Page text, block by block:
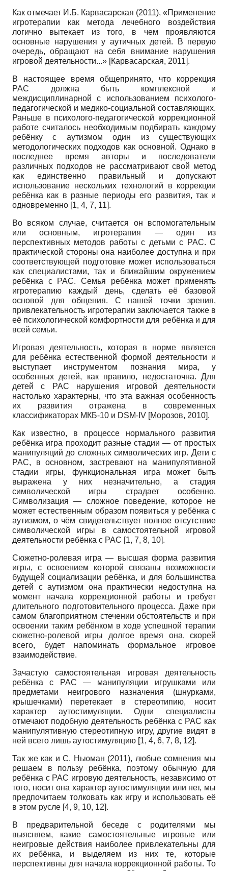
Как отмечает И.Б. Карвасарская (2011), «Применение
игротерапии как метода лечебного воздействия
логично вытекает из того, в чем проявляются
основные нарушения у аутичных детей. В первую
очередь, обращают на себя внимание нарушения
игровой деятельности...» [Карвасарская, 2011].
В настоящее время общепринято, что коррекция
РАС должна быть комплексной и
междисциплинарной с использованием психолого-
педагогической и медико-социальной составляющих.
Раньше в психолого-педагогической коррекционной
работе считалось необходимым подбирать каждому
ребёнку с аутизмом один из существующих
методологических подходов как основной. Однако в
последнее время авторы и последователи
различных подходов не рассматривают свой метод
как единственно правильный и допускают
использование нескольких технологий в коррекции
ребёнка как в разные периоды его развития, так и
одновременно [1, 4, 7, 11].
Во всяком случае, считается он вспомогательным
или основным, игротерапия — один из
перспективных методов работы с детьми с РАС. С
практической стороны она наиболее доступна и при
соответствующей подготовке может использоваться
как специалистами, так и ближайшим окружением
ребёнка с РАС. Семья ребёнка может применять
игротерапию каждый день, сделать её базовой
основой для общения. С нашей точки зрения,
привлекательность игротерапии заключается также в
её психологической комфортности для ребёнка и для
всей семьи.
Игровая деятельность, которая в норме является
для ребёнка естественной формой деятельности и
выступает инструментом познания мира, у
особенных детей, как правило, недостаточна. Для
детей с РАС нарушения игровой деятельности
настолько характерны, что эта важная особенность
их развития отражена в современных
классификаторах МКБ-10 и DSM- IV [Морозов, 2010].
Как известно, в процессе нормального развития
ребёнка игра проходит разные стадии — от простых
манипуляций до сложных символических игр. Дети с
РАС, в основном, застревают на манипулятив­ной
стадии игры, функциональная игра может быть
выражена у них незначительно, а стадия
символической игры страдает особенно.
Символизация — сложное поведение, которое не
может естественным образом появиться у ребёнка с
аутизмом, о чём свидетельствует полное отсутствие
символической игры в самостоятельной игровой
деятельности ребёнка с РАС [1, 7, 8, 10].
Сюжетно-ролевая игра — высшая форма развития
игры, с освоением которой связаны возможности
будущей социализации ребёнка, и для большинства
детей с аутизмом она практически недоступна на
момент начала коррекционной работы и требует
длительного подготовительного процесса. Даже при
самом благоприятном стечении обстоятельств и при
освоении таким ребёнком в ходе успешной терапии
сюжет­но-ролевой игры долгое время она, скорей
всего, будет напоминать формальное игровое
взаимодействие.
Зачастую самостоятельная игровая деятельность
ребёнка с РАС — манипуляции игрушками или
предметами неигрового назначения (шнурками,
крышечками) перетекает в стереотипию, носит
характер ауто­стимуляции. Одни специалисты
отмечают подобную деятельность ребёнка с РАС как
манипулятивную стереотипную игру, другие видят в
ней всего лишь аутостимуля­цию [1, 4, 6, 7, 8, 12].
Так же как и С. Ньюман (2011), любые сомнения мы
решаем в пользу ребёнка, поэтому обычную для
ребёнка с РАС игровую деятельность, независимо от
того, носит она характер аутостимуляции или нет, мы
предпочитаем толковать как игру и использовать её
в этом русле [4, 9, 10, 12].
В предварительной беседе с родителями мы
выясняем, какие самостоятельные игровые или
неигровые действия наиболее привлекательны для
их ребёнка, и выделяем из них те, которые
перспективны для начала коррекционной работы. То